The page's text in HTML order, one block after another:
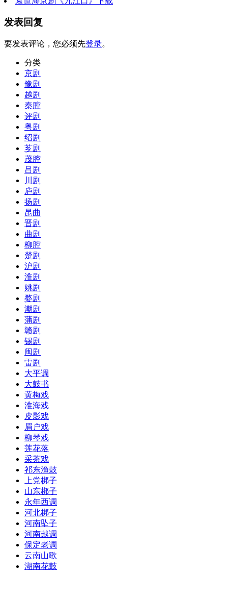
发表回复
要发表评论，您必须先登录。
分类
京剧
豫剧
越剧
秦腔
评剧
粤剧
绍剧
芗剧
茂腔
吕剧
川剧
庐剧
扬剧
昆曲
晋剧
曲剧
柳腔
楚剧
沪剧
淮剧
姚剧
婺剧
潮剧
蒲剧
赣剧
锡剧
闽剧
雷剧
大平调
大鼓书
黄梅戏
淮海戏
皮影戏
眉户戏
柳琴戏
莲花落
采茶戏
祁东渔鼓
上党梆子
山东梆子
永年西调
河北梆子
河南坠子
河南越调
保定老调
云南山歌
湖南花鼓